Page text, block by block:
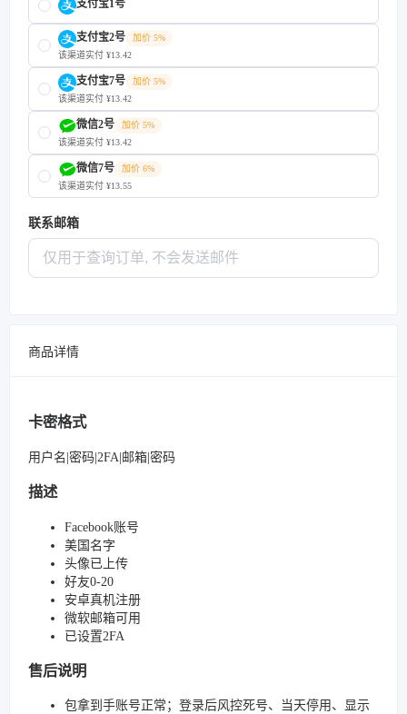
支付宝1号
支付宝2号
加价 5%
该渠道实付 ¥13.42
支付宝7号
加价 5%
该渠道实付 ¥13.42
微信2号
加价 5%
该渠道实付 ¥13.42
微信7号
加价 6%
该渠道实付 ¥13.55
联系邮箱
商品详情
卡密格式
用户名|密码|2FA|邮箱|密码
描述
Facebook账号
美国名字
头像已上传
好友0-20
安卓真机注册
微软邮箱可用
已设置2FA
售后说明
包拿到手账号正常；登录后风控死号、当天停用、显示